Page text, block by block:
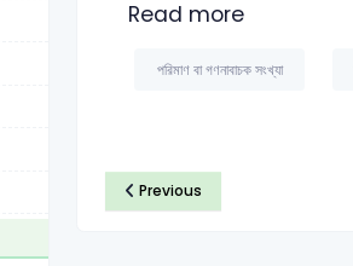
Read more
পরিমাণ বা গণনাবাচক সংখ্যা
Previous